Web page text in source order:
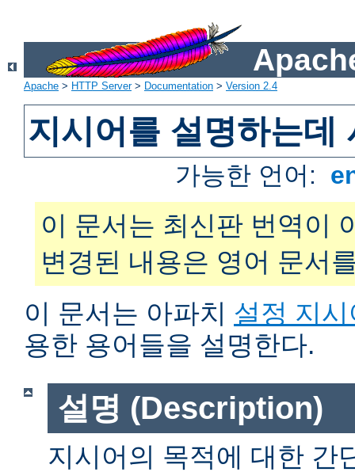
Apache > HTTP Server> Documentation > Version 2.4
지시어를 설명하는데
가능한 언어:
이 문서는 최신판 번역이
변경된 내용은 영어 문서
이 문서는 아파치 설정 지시
용한 용어들을 설명한다.
설명 (Description)
지시어의 목적에 대한 간